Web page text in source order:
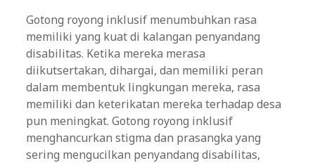
Gotong royong inklusif menumbuhkan rasa
memiliki yang kuat di kalangan penyandang
disabilitas. Ketika mereka merasa
diikutsertakan, dihargai, dan memiliki peran
dalam membentuk lingkungan mereka, rasa
memiliki dan keterikatan mereka terhadap desa
pun meningkat. Gotong royong inklusif
menghancurkan stigma dan prasangka yang
sering mengucilkan penyandang disabilitas,